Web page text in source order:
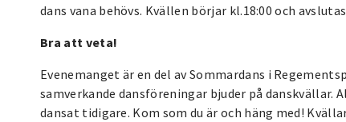
dans vana behövs. Kvällen börjar kl.18:00 och avslutas
Bra att veta!
Evenemanget är en del av Sommardans i
samverkande dansföreningar bjuder på danskvällar.
dansat tidigare. Kom som du är och häng med!